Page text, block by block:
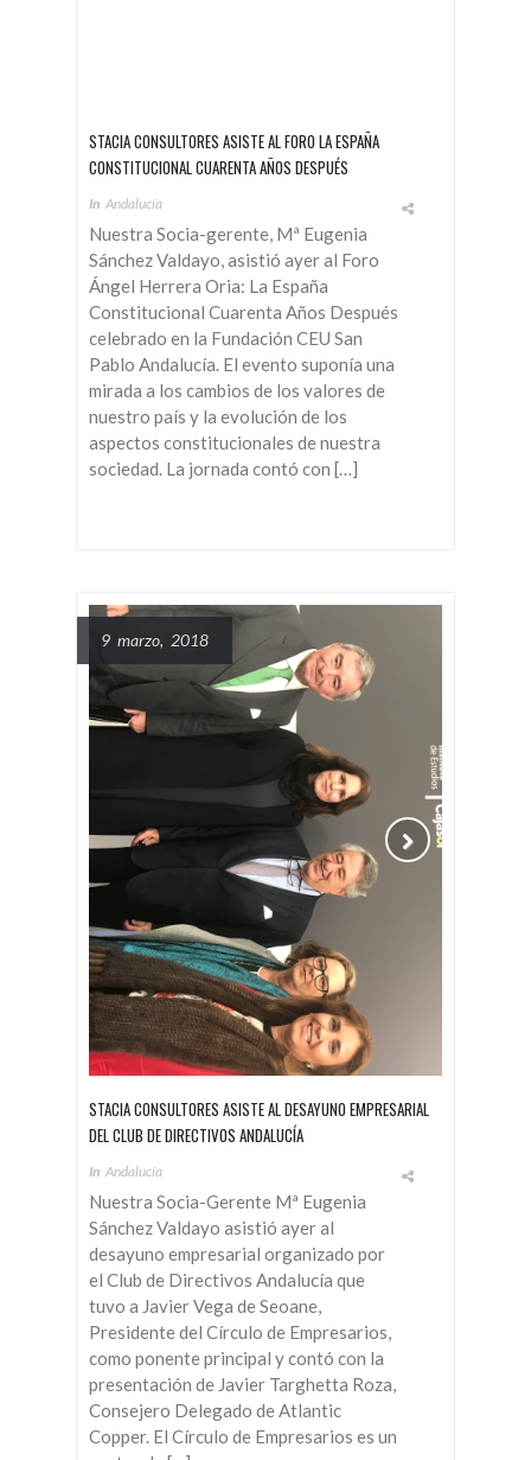
STACIA CONSULTORES ASISTE AL FORO LA ESPAÑA
CONSTITUCIONAL CUARENTA AÑOS DESPUÉS
In Andalucía
Nuestra Socia-gerente, Mª Eugenia
Sánchez Valdayo, asistió ayer al Foro
Ángel Herrera Oria: La España
Constitucional Cuarenta Años Después
celebrado en la Fundación CEU San
Pablo Andalucía. El evento suponía una
mirada a los cambios de los valores de
nuestro país y la evolución de los
aspectos constitucionales de nuestra
sociedad. La jornada contó con […]
9 marzo, 2018
STACIA CONSULTORES ASISTE AL DESAYUNO EMPRESARIAL
DEL CLUB DE DIRECTIVOS ANDALUCÍA
In Andalucía
Nuestra Socia-Gerente Mª Eugenia
Sánchez Valdayo asistió ayer al
desayuno empresarial organizado por
el Club de Directivos Andalucía que
tuvo a Javier Vega de Seoane,
Presidente del Círculo de Empresarios,
como ponente principal y contó con la
presentación de Javier Targhetta Roza,
Consejero Delegado de Atlantic
Copper. El Círculo de Empresarios es un